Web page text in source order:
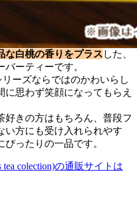
な白桃の香りをプラス した、
ーティーです。
リーズならではのかわいらし
思わず笑顔になってもらえ
好きの方はもちろん、普段フ
い方にも受け入れられやす
ったりの一品です。
colection)の通販サイトは